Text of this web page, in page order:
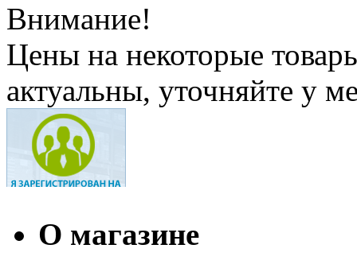
Внимание!
Цены на некоторые
актуальны, уточняйте у
О магазине